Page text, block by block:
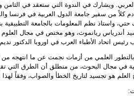
ويشارك في الندوة التي ستعقد في
كلاً من سفير جامعة الدول العربية في فرنسا
واستاذ نظم المعلومات بالجامعة التطبيقية
أندرياس ريانموث، وهو مختص في مجال العلوم
رئيس اتحاد الأطباء العرب في اوروبا الدكتور
بالتطور العلمي من أزمات نجمت عن ما انتهجه
في مجال البحوث، من منطلق أن الطرق التي
العلم هو تجسيد لتاريخ الخطأ والصواب، وفقاً